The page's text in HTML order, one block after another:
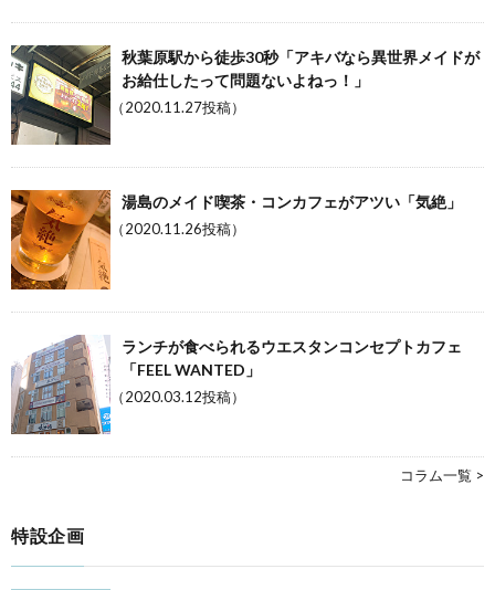
秋葉原駅から徒歩30秒「アキバなら異世界メイドが
お給仕したって問題ないよねっ！」
（2020.11.27投稿）
湯島のメイド喫茶・コンカフェがアツい「気絶」
（2020.11.26投稿）
ランチが食べられるウエスタンコンセプトカフェ
「FEEL WANTED」
（2020.03.12投稿）
コラム一覧 >
特設企画